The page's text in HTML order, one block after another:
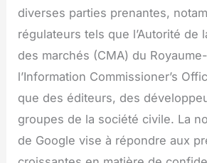
diverses parties prenantes,
régulateurs tels que l’Autorité de
des marchés (CMA) du
l’Information Commissioner’s
que des éditeurs, des
groupes de la société civile. La
de Google vise à répondre aux